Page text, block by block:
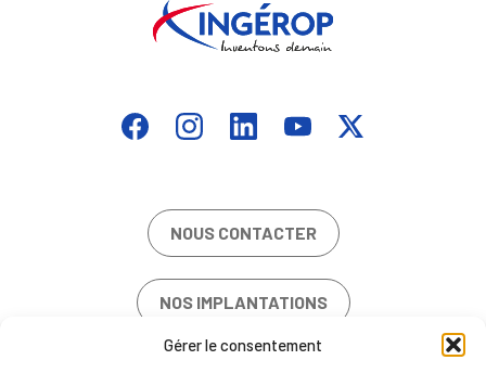
Gérer le consentement
NOUS CONTACTER
NOS IMPLANTATIONS